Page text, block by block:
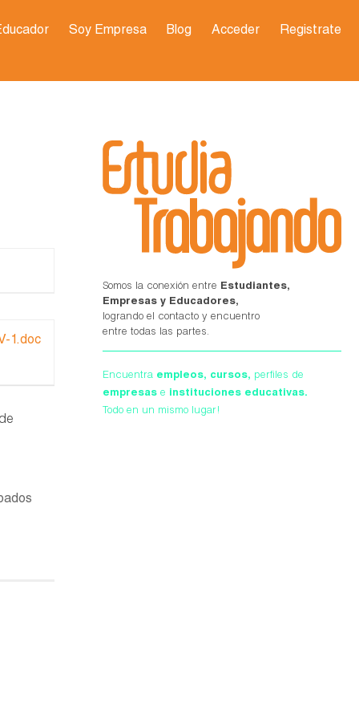
Soy Empresa Blog Acceder Registrate
1.doc
Somos la conexión entre Estudiantes,
Empresas y Educadores,
logrando el contacto y encuentro
entre todas las partes.
Encuentra empleos, cursos, perfiles de
empresas e instituciones educativas.
Todo en un mismo lugar!